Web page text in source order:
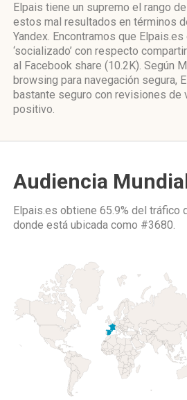
Elpais tiene un supremo el rango
estos mal resultados en términos
Yandex. Encontramos que
‘socializado’ con respecto
al Facebook share (10.2K). Según
browsing para navegación segura,
bastante seguro con revisiones de
positivo.
Audiencia
Elpais.es obtiene 65.9% del tráfico
donde está ubicada como #3680.